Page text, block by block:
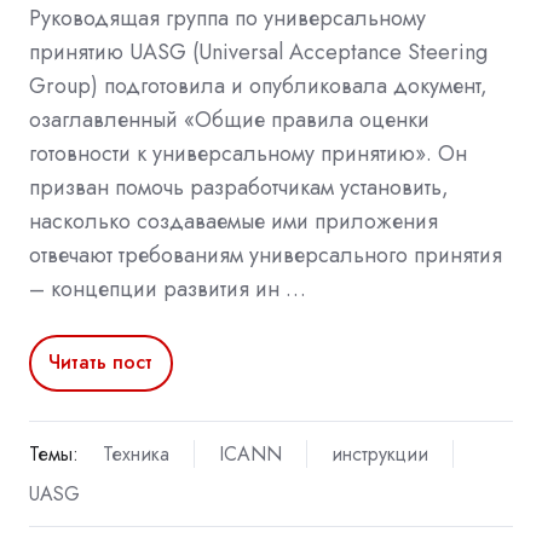
Руководящая группа по универсальному
принятию UASG (Universal Acceptance Steering
Group) подготовила и опубликовала документ,
озаглавленный «Общие правила оценки
готовности к универсальному принятию». Он
призван помочь разработчикам установить,
насколько создаваемые ими приложения
отвечают требованиям универсального принятия
– концепции развития ин …
Читать пост
Темы: Техника ICANN
инструкции
UASG